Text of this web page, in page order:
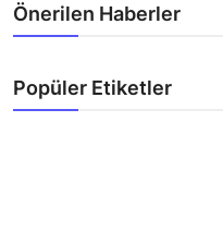
Önerilen Haberler
Popüler Etiketler